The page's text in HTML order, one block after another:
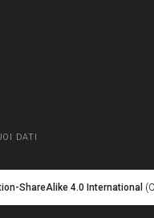
DATI
ShareAlike 4.0 International